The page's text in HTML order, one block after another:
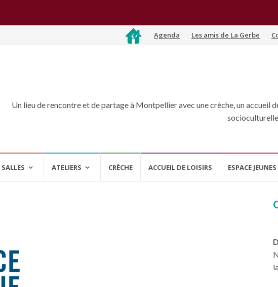
Aller Agenda Les amis de La Gerbe
Un lieu de rencontre et de partage à Montpellier avec une crèche, un accueil
ATELIERS CRÈCHE ACCUEIL DE LOISIRS ESPACE JEUNES